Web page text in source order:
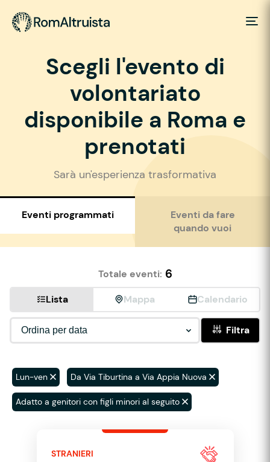
Scegli l'evento di
volontariato
disponibile a Roma e
prenotati
Sarà un'esperienza trasformativa
Eventi programmati
Eventi da fare
quando vuoi
Totale eventi: 6
Lista Mappa Calendario
Filtra
Lun-ven Da Via Tiburtina a Via Appia Nuova
Adatto a genitori con figli minori al seguito
STRANIERI